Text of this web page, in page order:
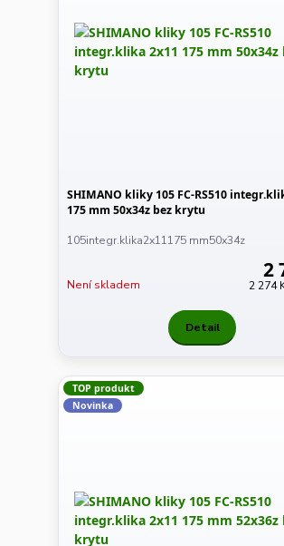
SHIMANO kliky 105 FC-RS510
175 mm 50x34z bez krytu
105integr.klika2x11175 mm50x34z
2
2 274
Není skladem
Detail
TOP produkt
Novinka